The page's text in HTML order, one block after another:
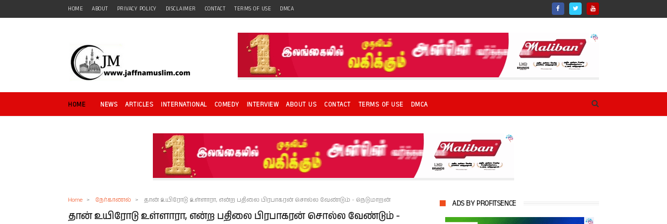
HOME ABOUT PRIVACY POLICY DISCLAIMER CONTACT TERMS OF USE DMCA
HOME NEWS ARTICLES INTERNATIONAL COMEDY INTERVIEW ABOUT US CONTACT TERMS OF USE DMCA
Home > நேர்காணல் > தான் உயிரோடு உள்ளாரா, என்ற பதிலை பிரபாகரன் சொல்ல வேண்டும் - நெடுமாறன்
தான் உயிரோடு உள்ளாரா, என்ற பதிலை பிரபாகரன் சொல்ல வேண்டும் -
ADS BY PROFITSENCE